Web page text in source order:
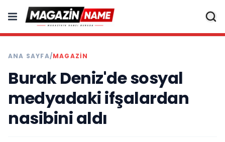
ANA SAYFA/MAGAZIN
Burak Deniz'de sosyal
medyadaki ifşalardan
nasibini aldı